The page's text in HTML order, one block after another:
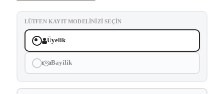
LÜTFEN KAYIT MODELINIZI SEÇIN
Üyelik
Bayilik